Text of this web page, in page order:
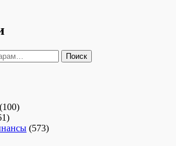
Поиск
(100)
(573)